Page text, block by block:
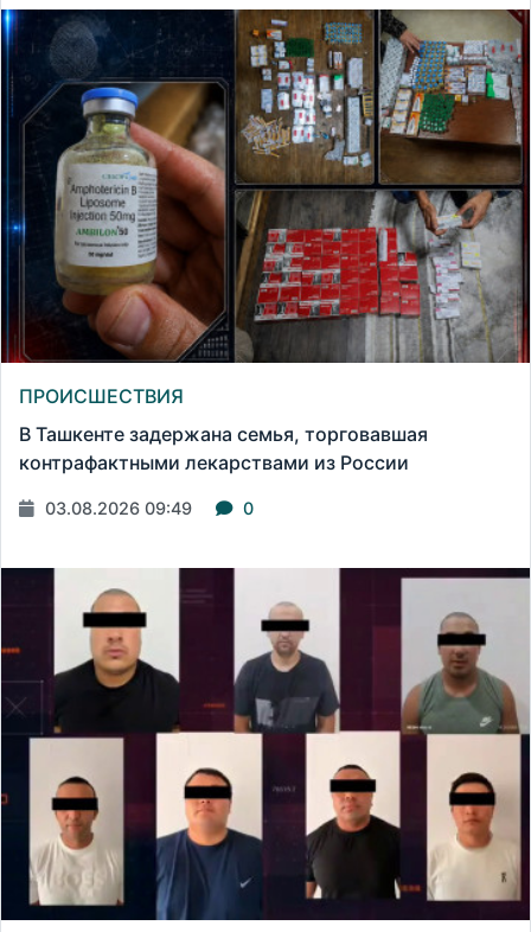
ПРОИСШЕСТВИЯ
В Ташкенте задержана семья, торговавшая
контрафактными лекарствами из России
03.08.2026 09:49 0